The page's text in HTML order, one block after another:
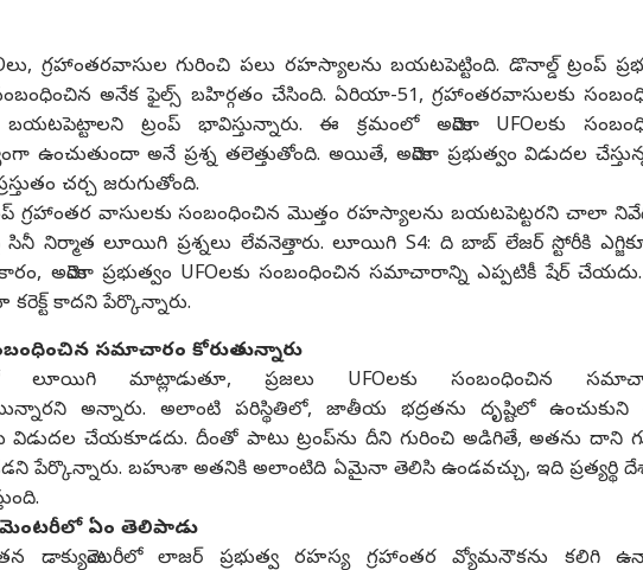
గ్రహాంతరవాసుల గురించి పలు రహస్యాలను బయటపెట్టింది. డొనాల్డ్ ట్రంప్
అనేక ఫైల్స్ బహిర్గతం చేసింది. ఏరియా-51, గ్రహాంతరవాసులకు
ట్రంప్ భావిస్తున్నారు. ఈ క్రమంలో అమెరికా UFOలకు
అనే ప్రశ్న తలెత్తుతోంది. అయితే, అమెరికా ప్రభుత్వం విడుదల
చర్చ జరుగుతోంది.
గ్రహాంతర వాసులకు సంబంధించిన మొత్తం రహస్యాలను బయటపెట్టరని చాలా
నిర్మాత లూయిగి ప్రశ్నలు లేవనెత్తారు. లూయిగి S4: ది బాబ్ లేజర్ స్టోరీకి
అమెరికా ప్రభుత్వం UFOలకు సంబంధించిన సమాచారాన్ని ఎప్పటికీ షేర్
కాదని పేర్కొన్నారు.
సమాచారం కోరుతున్నారు
లూయిగి మాట్లాడుతూ, ప్రజలు UFOలకు సంబంధించిన
అన్నారు. అలాంటి పరిస్థితిలో, జాతీయ భద్రతను దృష్టిలో ఉంచుకుని
విడుదల చేయకూడదు. దీంతో పాటు ట్రంప్‌ను దీని గురించి అడిగితే, అతను దాని
పేర్కొన్నారు. బహుశా అతనికి అలాంటిది ఏమైనా తెలిసి ఉండవచ్చు, ఇది ప్రత్యర్థి
ఏం తెలిపాడు
డాక్యుమెంటరీలో లాజర్ ప్రభుత్వ రహస్య గ్రహాంతర వ్యోమనౌకను కలిగి